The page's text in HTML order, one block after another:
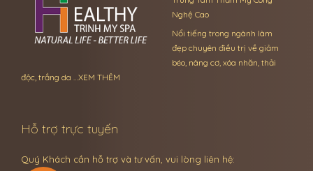
Nghệ Cao
Nổi tiếng trong ngành làm
đẹp chuyên điều trị về giảm
béo, nâng cơ, xóa nhăn, thải
độc, trắng da …XEM THÊM
Hỗ trợ trực tuyến
Quý Khách cần hỗ trợ và tư vấn, vui lòng liên hệ: